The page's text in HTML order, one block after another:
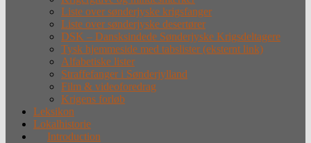
Liste over sønderjyske krigsfanger
Liste over sønderjyske desertører
DSK – Dansksindede Sønderjyske Krigsdeltagere
Tysk hjemmeside med tabslister (eksternt link)
Alfabetiske lister
Straffefanger i Sønderjylland
Film & videoforedrag
Krigens forløb
Leksikon
Lokalhistorie
Introduction